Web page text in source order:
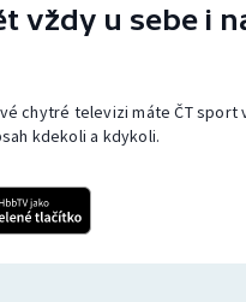
vždy u sebe i
chytré televizi máte ČT sport
kdekoli a kdykoli.